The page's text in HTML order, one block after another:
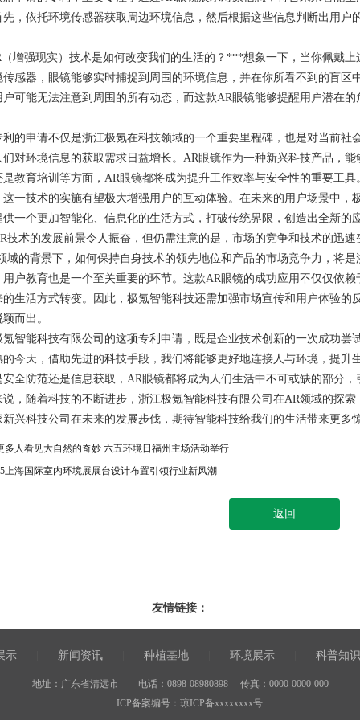
先，依托环境传感器获取周边环境信息，然后根据这些信息判断出用
现实）技术是如何改变我们的生活的？***想象一下，当你佩戴上
传感器，眼镜能够实时捕捉到周围的环境信息，并在你所看不到的盲
户可能无法注意到周围的所有动态，而这款AR眼镜能够提醒用户潜在
申请不仅是浙江极氪在科技领域的一个重要里程碑，也是对当前社
们对环境信息的获取需求日益增长。AR眼镜作为一种新兴科技产品，
是教育培训等方面，AR眼镜都将成为提升工作效率与安全性的重要工具
技术的实施有望极大增强用户的互动体验。在未来的用户场景中，
供一个更加智能化、信息化的生活方式，打破传统界限，创造出全新的
的发展前景令人振奋，但仍需注意的是，市场的竞争和技术的迅速
域的背景下，如何保持自身技术的领先地位和产品的市场竞争力，将
教育也是一个至关重要的环节。这款AR眼镜的成功应用不仅仅依赖
的生活方式转变。因此，极氪智能科技还需加强市场宣传和用户体验
而出。
能科技有限公司的这项专利申请，既是企业技术创新的一次成功尝
的今天，借助先进的科技手段，我们将能够更好地连接人与环境，提升
防范还是信息获取，AR眼镜都将成为人们生活中不可或缺的部分，
随着科技的不断进步，浙江极氪智能科技有限公司在AR领域的探索
新兴科技公司在未来的发展步伐，期待智能科技给我们的生活带来更多
多人看见大自然的奇妙 六五环境日福州主场活动举行
上海国际室内环境展展台设计布置引领行业新风潮
返回
友情链接：
示 新闻资讯 种植基地 环境展示 科普知识
地址：广东省清远市 电话：0898-08980898 传真：0000-0000-000
ICP备案编号： 琼ICP备xxxxxxxx号